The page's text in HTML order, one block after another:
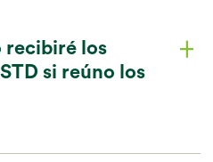
recibiré los
si reúno los
plus